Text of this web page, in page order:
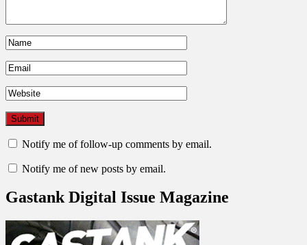
Notify me of follow-up comments by email.
Notify me of new posts by email.
Gastank Digital Issue Magazine